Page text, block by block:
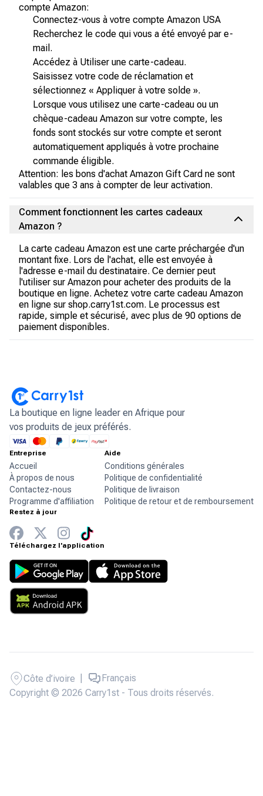
compte Amazon:
Connectez-vous à votre compte Amazon USA
Recherchez le code qui vous a été envoyé par e-
mail.
Accédez à Utiliser une carte-cadeau.
Saisissez votre code de réclamation et
sélectionnez « Appliquer à votre solde ».
Lorsque vous utilisez une carte-cadeau ou un
chèque-cadeau Amazon sur votre compte, les
fonds sont stockés sur votre compte et seront
automatiquement appliqués à votre prochaine
commande éligible.
Attention: les bons d'achat Amazon Gift Card ne sont
valables que 3 ans à compter de leur activation.
Comment fonctionnent les cartes cadeaux
Amazon ?
La carte cadeau Amazon est une carte préchargée d'un
montant fixe. Lors de l'achat, elle est envoyée à
l'adresse e-mail du destinataire. Ce dernier peut
l'utiliser sur Amazon pour acheter des produits de la
boutique en ligne. Achetez votre carte cadeau Amazon
en ligne sur shop.carry1st.com. Le processus est
rapide, simple et sécurisé, avec plus de 90 options de
paiement disponibles.
La boutique en ligne leader en Afrique pour
vos produits de jeux préférés.
Entreprise
Accueil
À propos de nous
Contactez-nous
Programme d'affiliation
Aide
Conditions générales
Politique de confidentialité
Politique de livraison
Politique de retour et de remboursement
Restez à jour
Téléchargez l'application
Copyright © 2026 Carry1st - Tous droits réservés.
Côte d’ivoire Français